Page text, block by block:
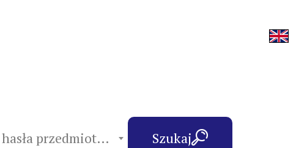
hasła przedmiotowe Szukaj